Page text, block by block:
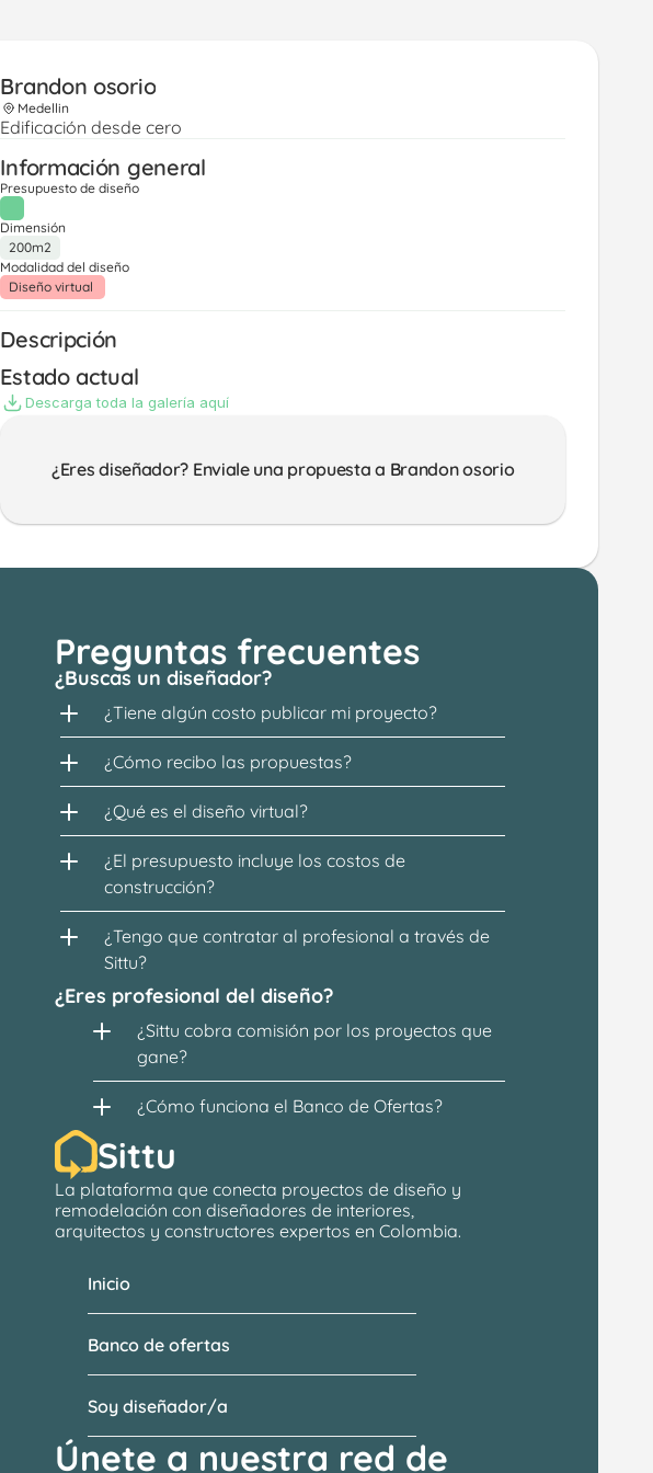
Brandon osorio
Medellin
Edificación desde cero
Información general
Presupuesto de diseño
Dimensión
200m2
Modalidad del diseño
Diseño virtual
Descripción
Estado actual
Descarga toda la galería aquí
¿Eres diseñador? Enviale una propuesta a Brandon osorio
Preguntas frecuentes
¿Buscas un diseñador?
¿Tiene algún costo publicar mi proyecto?
¿Cómo recibo las propuestas?
¿Qué es el diseño virtual?
¿El presupuesto incluye los costos de
construcción?
¿Tengo que contratar al profesional a través de
Sittu?
¿Eres profesional del diseño?
¿Sittu cobra comisión por los proyectos que
gane?
¿Cómo funciona el Banco de Ofertas?
Sittu
La plataforma que conecta proyectos de diseño y
remodelación con diseñadores de interiores,
arquitectos y constructores expertos en Colombia.
Banco de ofertas
Soy diseñador/a
Inicio
Únete a nuestra red de